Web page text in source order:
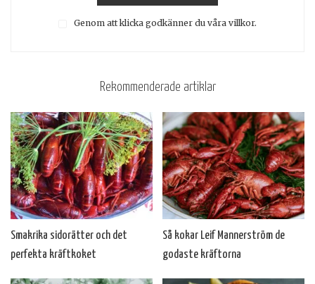
Genom att klicka godkänner du våra villkor.
Rekommenderade artiklar
Smakrika sidorätter och det
perfekta kräftkoket
Så kokar Leif Mannerström de
godaste kräftorna